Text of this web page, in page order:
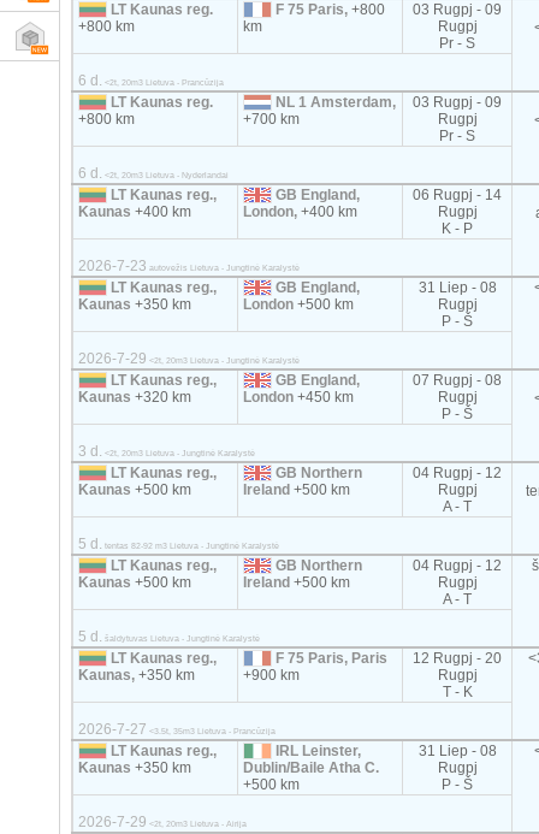
LT Kaunas reg.
+800 km
F 75 Paris,+800
km
03 Rugpj - 09
Rugpj
Pr - S
6 d. <2t, 20m3 Lietuva - Prancūzija
LT Kaunas reg.
+800 km
NL 1 Amsterdam,
+700 km
03 Rugpj - 09
Rugpj
Pr - S
6 d. <2t, 20m3 Lietuva - Nyderlandai
LT Kaunas reg.,
Kaunas+400 km
GB England,
London,+400 km
06 Rugpj - 14
Rugpj
K - P
2026-7-23 autovežis Lietuva - Jungtinė Karalystė
LT Kaunas reg.,
Kaunas+350 km
GB England,
London+500 km
31 Liep - 08
Rugpj
P - Š
2026-7-29 <2t, 20m3 Lietuva - Jungtinė Karalystė
LT Kaunas reg.,
Kaunas+320 km
GB England,
London+450 km
07 Rugpj - 08
Rugpj
P - Š
3 d. <2t, 20m3 Lietuva - Jungtinė Karalystė
LT Kaunas reg.,
Kaunas+500 km
GB Northern
Ireland+500 km
04 Rugpj - 12
Rugpj
A - T
5 d. tentas 82-92 m3 Lietuva - Jungtinė Karalystė
LT Kaunas reg.,
Kaunas+500 km
GB Northern
Ireland+500 km
04 Rugpj - 12
Rugpj
A - T
5 d. šaldytuvas Lietuva - Jungtinė Karalystė
LT Kaunas reg.,
Kaunas,+350 km
F 75 Paris, Paris
+900 km
12 Rugpj - 20
Rugpj
T - K
2026-7-27 <3.5t, 35m3 Lietuva - Prancūzija
LT Kaunas reg.,
Kaunas+350 km
IRL Leinster,
Dublin/Baile Atha C.
+500 km
31 Liep - 08
Rugpj
P - Š
2026-7-29 <2t, 20m3 Lietuva - Airija